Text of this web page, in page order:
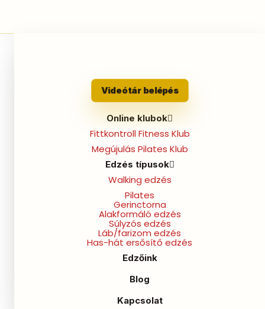
Videótár belépés
Online klubok
Fittkontroll Fitness Klub
Megújulás Pilates Klub
Edzés típusok
Walking edzés
Pilates
Gerinctorna
Alakformáló edzés
Súlyzós edzés
Láb/farizom edzés
Has-hát ersősítő edzés
Edzőink
Blog
Kapcsolat
BELÉPÉS A
VIDEÓTÁRADBA
Elfelejtett jelszó